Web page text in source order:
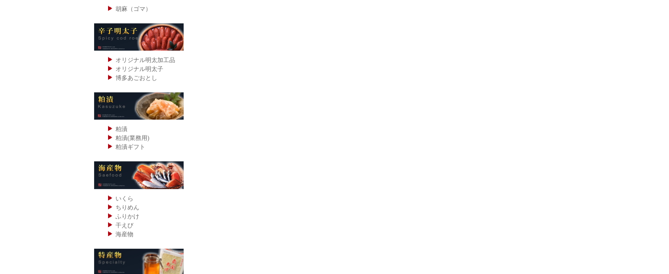
胡麻（ゴマ）
オリジナル明太加工品
オリジナル明太子
博多あごおとし
粕漬
粕漬(業務用)
粕漬ギフト
いくら
ちりめん
ふりかけ
干えび
海産物